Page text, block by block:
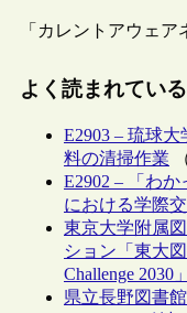
「カレントアウェア
よく読まれてい
E2903 – 琉球
料の清掃作業
E2902 – 「わ
における学際
東京大学附属
ション「東大
Challenge 2030
県立長野図書